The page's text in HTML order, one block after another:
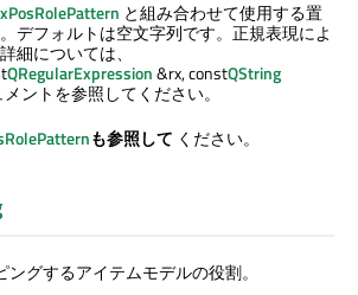
xPosRolePattern と組み合わせて使用する置
デフォルトは空文字列です。正規表現によ
細については、
QRegularExpression&rx, constQString
ントを参照してください。
も参照して ください。
グするアイテムモデルの役割。